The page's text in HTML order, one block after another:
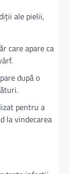
ale pielii,
care apare ca
după o
pentru a
la vindecarea